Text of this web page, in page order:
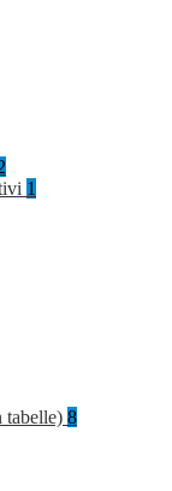
1
tabelle) 8